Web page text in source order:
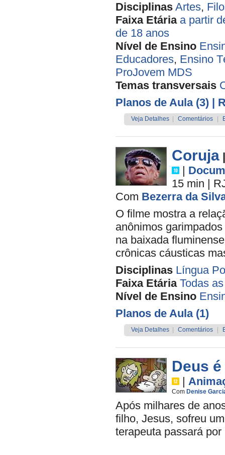
Disciplinas Artes,
Faixa Etária a partir
de 18 anos
Nível de Ensino
Educadores, Ensino
ProJovem MDS
Temas transversais
Planos de Aula (3) |
Veja Detalhes Comentários
Coruja
|
15 min |
Com Bezerra da
O filme mostra a
anônimos
na baixada
crônicas cáusticas
Disciplinas Língua
Faixa Etária Todas
Nível de Ensino
Planos de Aula (1)
Veja Detalhes Comentários
Deus
|
Com Denise
Após milhares de
filho, Jesus, sofreu
terapeuta passará